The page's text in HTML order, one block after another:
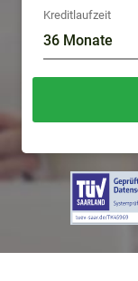
Kreditlaufzeit